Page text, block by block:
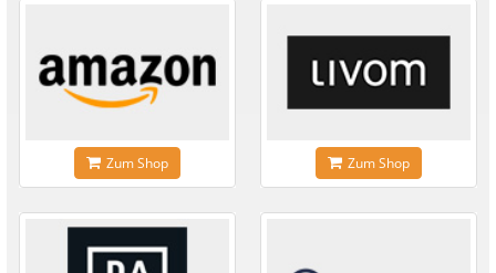
Zum Shop Zum Shop